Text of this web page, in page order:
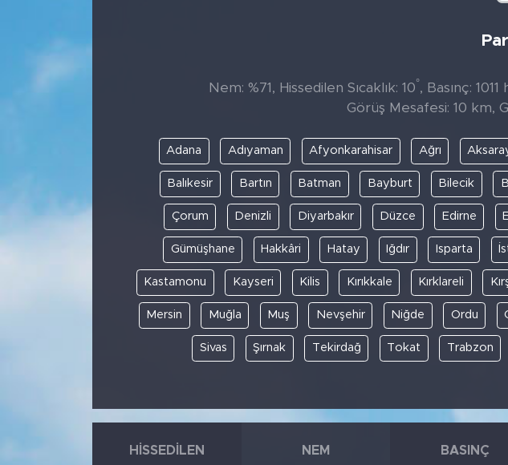
Nem: %71, Hissedilen Sıcaklık: 10°, Basınç:
Görüş Mesafesi: 10 km,
Adana Adıyaman Afyonkarahisar Ağrı
Balıkesir Bartın Batman Bayburt Bilecik
Çorum Denizli Diyarbakır Düzce Edirne
Gümüşhane Hakkâri Hatay Iğdır Isparta
Kastamonu Kayseri Kilis Kırıkkale Kırklareli
Mersin Muğla Muş Nevşehir Niğde Ordu
Sivas Şırnak Tekirdağ Tokat Trabzon
HISSEDILEN NEM BASINÇ